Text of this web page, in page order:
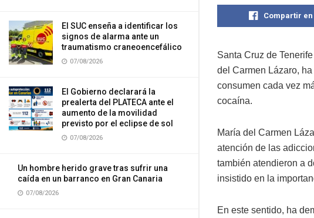
El SUC enseña a identificar los
signos de alarma ante un
traumatismo craneoencefálico
07/08/2026
El Gobierno declarará la
prealerta del PLATECA ante el
aumento de la movilidad
previsto por el eclipse de sol
07/08/2026
Un hombre herido grave tras sufrir una
caída en un barranco en Gran Canaria
07/08/2026
Compartir
Santa Cruz de
del Carmen Lázaro,
consumen cada vez
cocaína.
María del Carmen
atención de las
también atendieron a
insistido en la
En este sentido, ha